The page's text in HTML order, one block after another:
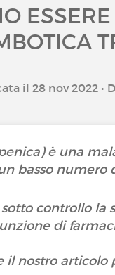
il 28 nov 2022 •
è una
basso numero
controllo
di
il nostro articolo